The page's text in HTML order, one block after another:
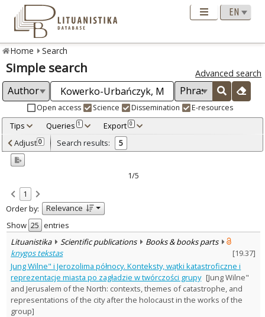
Home Search
Simple search Advanced search
Open access Science Dissemination E-resources
Tips Queries 1 Export 0
Adjusted by criteria 0
Year
Refine
Open access
Scientific publications 5
Document Type:
Books & books parts 4
Dissertations 1
Subject area:
History 3
Literary Studies 2
Text language
Country of publication
Adjust 0 Search results: 5
1/5
1
Order by:
Relevance
Show
entries
Lituanistika
Scientific publications
Books & books parts
knygos tekstas
[19.37]
Jung Wilne" i Jerozolima północy. Konteksty, wątki katastroficzne i
reprezentacje miasta po zagładzie w twórczości grupy [Jung Wilne"
and Jerusalem of the North: contexts, themes of catastrophe, and
representations of the city after the holocaust in the works of the
group]